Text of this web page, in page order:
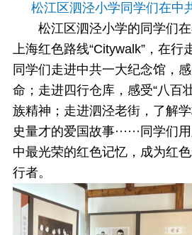
松江区泗泾小学同学们在中
松江区泗泾小学的同学们
上海红色路线“Citywalk”，在行
同学们走进中共一大纪念馆，
命；走进四行仓库，感受“八百
族精神；走进泗泾老街，了解学
史量才的爱国故事······同学们
中最光荣的红色记忆，成为红
行者。